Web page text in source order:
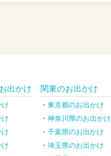
出かけ
け
け
け
け
関東のお出かけ
東京都のお出かけ
神奈川県のお出かけ
千葉県のお出かけ
埼玉県のお出かけ